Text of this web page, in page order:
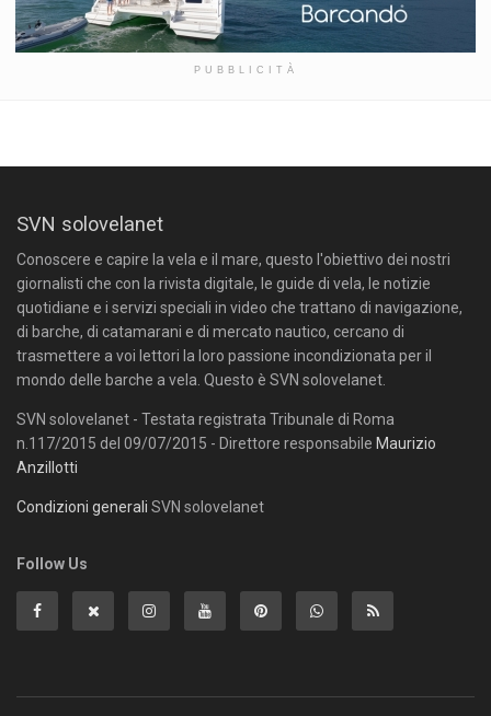
PUBBLICITÀ
SVN solovelanet
Conoscere e capire la vela e il mare, questo l'obiettivo dei nostri
giornalisti che con la rivista digitale, le guide di vela, le notizie
quotidiane e i servizi speciali in video che trattano di navigazione,
di barche, di catamarani e di mercato nautico, cercano di
trasmettere a voi lettori la loro passione incondizionata per il
mondo delle barche a vela. Questo è SVN solovelanet.
SVN solovelanet - Testata registrata Tribunale di Roma
n.117/2015 del 09/07/2015 - Direttore responsabile Maurizio
Anzillotti
Condizioni generali SVN solovelanet
Follow Us